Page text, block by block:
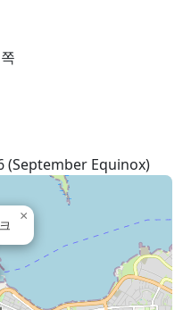
(September Equinox)
×